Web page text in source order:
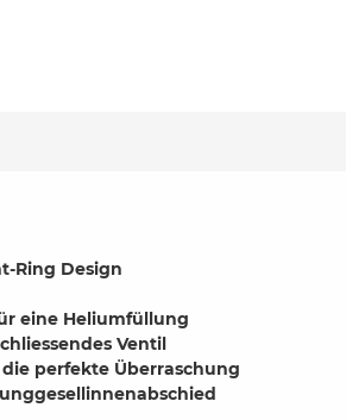
Ring Design
eine Heliumfüllung
Ventil
perfekte Überraschung